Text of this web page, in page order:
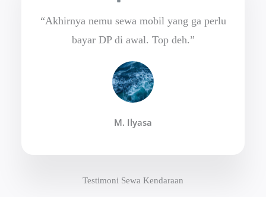
“Akhirnya nemu sewa mobil yang ga perlu
bayar DP di awal. Top deh.”
M. Ilyasa
Testimoni Sewa Kendaraan